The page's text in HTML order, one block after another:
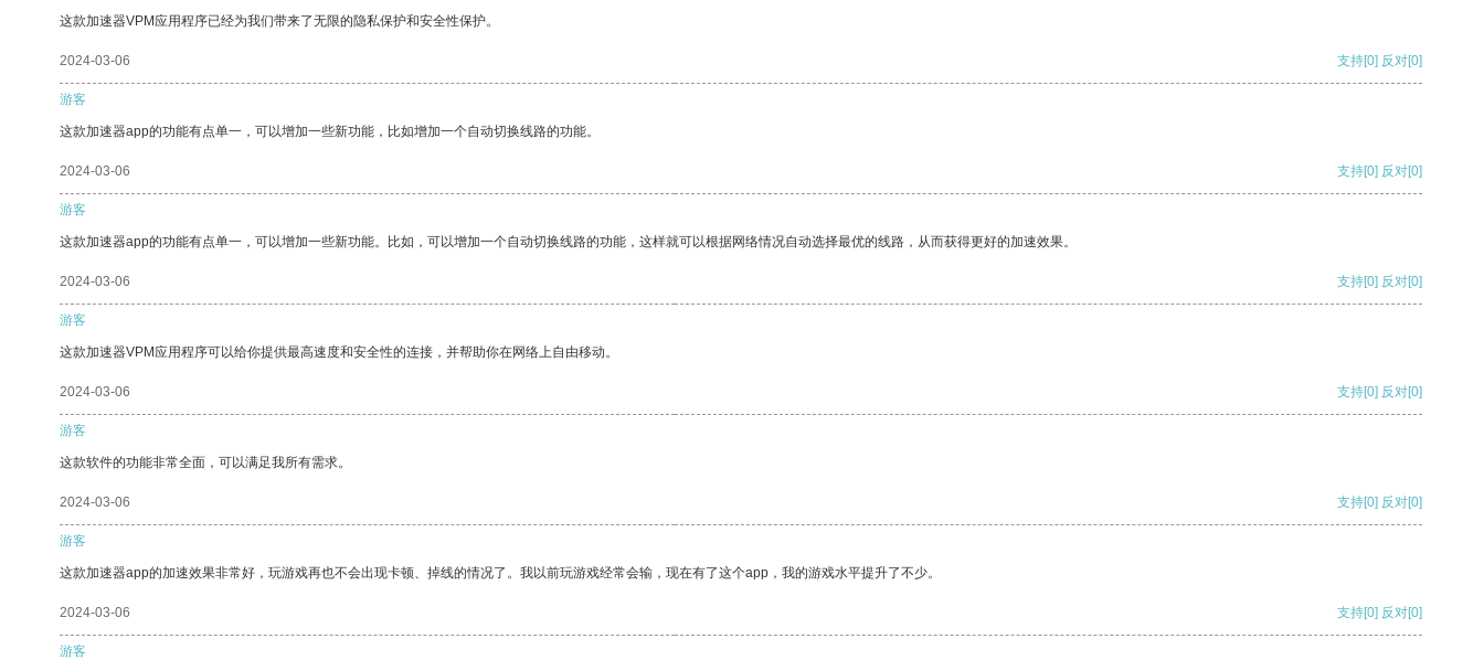
这款加速器VPM应用程序已经为我们带来了无限的隐私保护和安全性保护。
2024-03-06 支持[0] 反对[0]
游客
这款加速器app的功能有点单一，可以增加一些新功能，比如增加一个自动切换线路的功能。
2024-03-06 支持[0] 反对[0]
游客
这款加速器app的功能有点单一，可以增加一些新功能。比如，可以增加一个自动切换线路的功能，这样就可以根据网络情况自动选择最优的线路，从而获得更好的加速效果。
2024-03-06 支持[0] 反对[0]
游客
这款加速器VPM应用程序可以给你提供最高速度和安全性的连接，并帮助你在网络上自由移动。
2024-03-06 支持[0] 反对[0]
游客
这款软件的功能非常全面，可以满足我所有需求。
2024-03-06 支持[0] 反对[0]
游客
这款加速器app的加速效果非常好，玩游戏再也不会出现卡顿、掉线的情况了。我以前玩游戏经常会输，现在有了这个app，我的游戏水平提升了不少。
2024-03-06 支持[0] 反对[0]
游客